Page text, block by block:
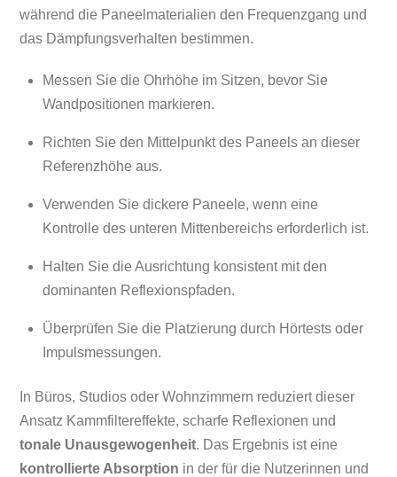
während die Paneelmaterialien den Frequenzgang und
das Dämpfungsverhalten bestimmen.
Messen Sie die Ohrhöhe im Sitzen, bevor Sie
Wandpositionen markieren.
Richten Sie den Mittelpunkt des Paneels an dieser
Referenzhöhe aus.
Verwenden Sie dickere Paneele, wenn eine
Kontrolle des unteren Mittenbereichs erforderlich ist.
Halten Sie die Ausrichtung konsistent mit den
dominanten Reflexionspfaden.
Überprüfen Sie die Platzierung durch Hörtests oder
Impulsmessungen.
In Büros, Studios oder Wohnzimmern reduziert dieser
Ansatz Kammfiltereffekte, scharfe Reflexionen und
tonale Unausgewogenheit. Das Ergebnis ist eine
kontrollierte Absorption in der für die Nutzerinnen und